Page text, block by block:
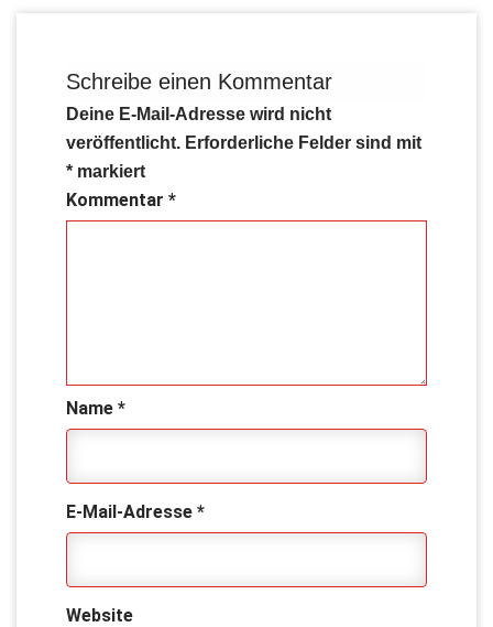
Schreibe einen Kommentar
Deine E-Mail-Adresse wird nicht
veröffentlicht. Erforderliche Felder sind mit
* markiert
Kommentar *
Name *
E-Mail-Adresse *
Website